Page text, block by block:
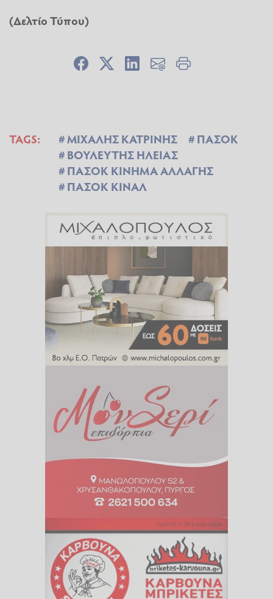
(Δελτίο Τύπου)
TAGS: ΜΙΧΑΛΗΣ ΚΑΤΡΙΝΗΣ
ΠΑΣΟΚ
ΒΟΥΛΕΥΤΗΣ ΗΛΕΙΑΣ
ΠΑΣΟΚ ΚΙΝΗΜΑ ΑΛΛΑΓΗΣ
ΠΑΣΟΚ ΚΙΝΑΛ